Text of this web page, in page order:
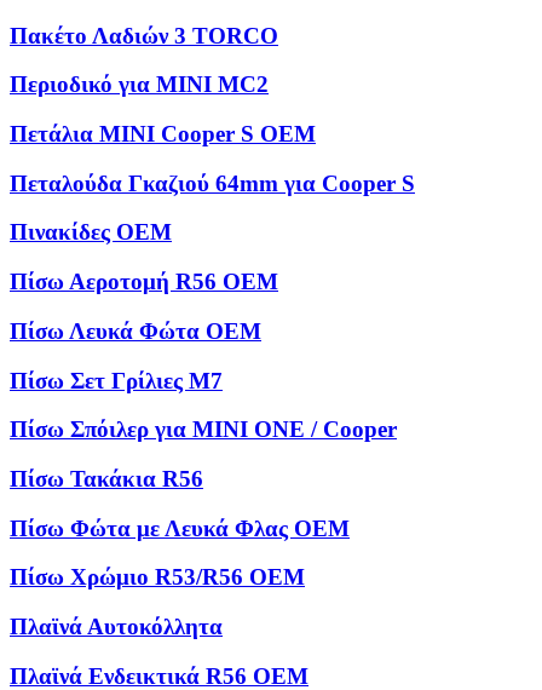
Πακέτο Λαδιών 3 TORCO
Περιοδικό για MINI MC2
Πετάλια MINI Cooper S OEM
Πεταλούδα Γκαζιού 64mm για Cooper S
Πινακίδες OEM
Πίσω Αεροτομή R56 OEM
Πίσω Λευκά Φώτα OEM
Πίσω Σετ Γρίλιες M7
Πίσω Σπόιλερ για MINI ONE / Cooper
Πίσω Τακάκια R56
Πίσω Φώτα με Λευκά Φλας OEM
Πίσω Χρώμιο R53/R56 OEM
Πλαϊνά Αυτοκόλλητα
Πλαϊνά Ενδεικτικά R56 OEM